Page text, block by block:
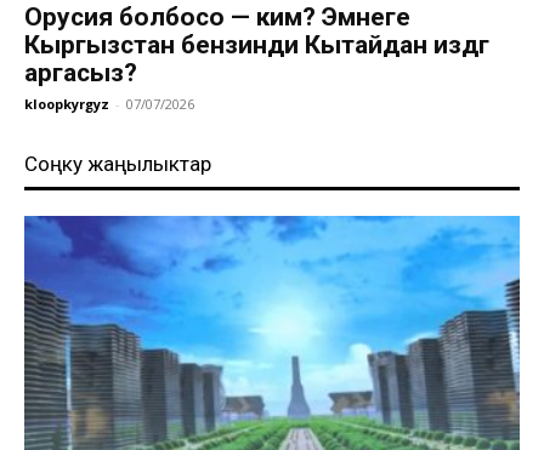
Орусия болбосо — ким? Эмнеге
Кыргызстан бензинди Кытайдан издөөгө
аргасыз?
kloopkyrgyz - 07/07/2026
Соңку жаңылыктар